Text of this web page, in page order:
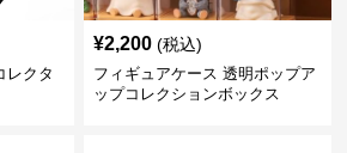
レクタ
¥2,200 (税込)
フィギュアケース 透明ポップア
ップコレクションボックス